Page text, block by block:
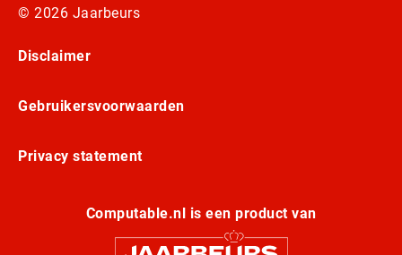
© 2026 Jaarbeurs
Disclaimer
Gebruikersvoorwaarden
Privacy statement
Computable.nl is een product van